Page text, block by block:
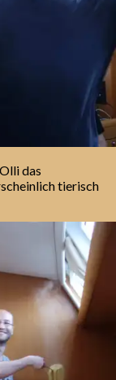
das
tierisch